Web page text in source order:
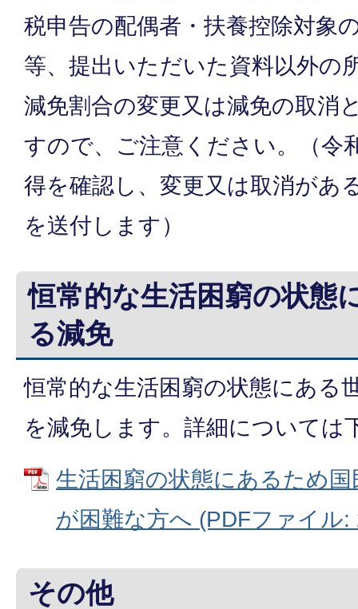
税申告の配偶者・扶養控除対象
等、提出いただいた資料以外の
減免割合の変更又は減免の取消
すので、ご注意ください。（令
得を確認し、変更又は取消があ
を送付します）
恒常的な生活困窮の状態
る減免
恒常的な生活困窮の状態にある
を減免します。詳細については
生活困窮の状態にあるため
が困難な方へ (PDFファイル:
その他